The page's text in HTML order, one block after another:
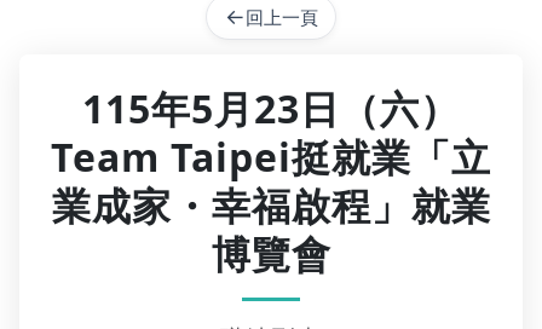
←回上一頁
115年5月23日（六）
Team Taipei挺就業「立
業成家・幸福啟程」就業
博覽會